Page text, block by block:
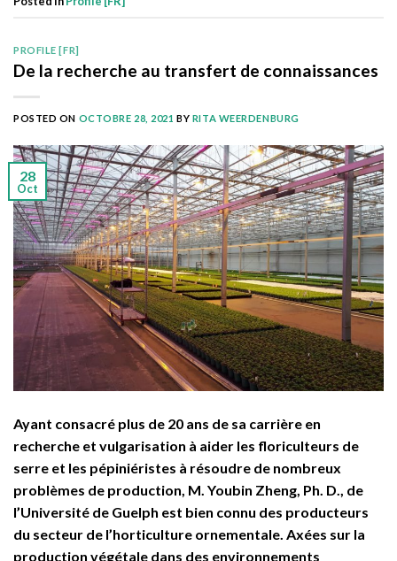
PROFILE [FR]
De la recherche au transfert de connaissances
POSTED ON OCTOBRE 28, 2021 BY RITA WEERDENBURG
28
Oct
Ayant consacré plus de 20 ans de sa carrière en
recherche et vulgarisation à aider les floriculteurs de
serre et les pépiniéristes à résoudre de nombreux
problèmes de production, M. Youbin Zheng, Ph. D., de
l’Université de Guelph est bien connu des producteurs
du secteur de l’horticulture ornementale. Axées sur la
production végétale dans des environnements